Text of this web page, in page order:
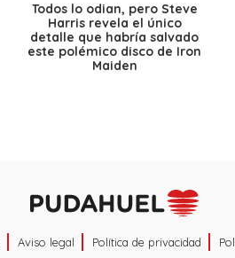
Todos lo odian, pero Steve
Harris revela el único
detalle que habría salvado
este polémico disco de Iron
Maiden
Aviso legal Política de privacidad